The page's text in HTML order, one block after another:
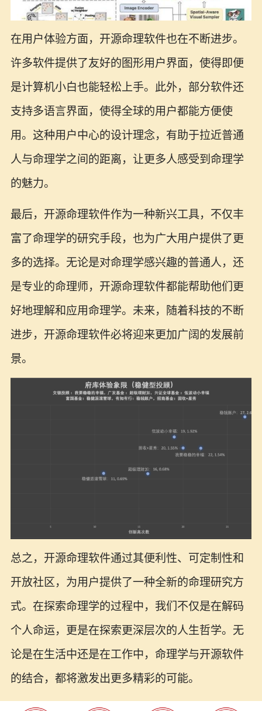
在用户体验方面，开源命理软件也在不断进步。
许多软件提供了友好的图形用户界面，使得即便
是计算机小白也能轻松上手。此外，部分软件还
支持多语言界面，使得全球的用户都能方便使
用。这种用户中心的设计理念，有助于拉近普通
人与命理学之间的距离，让更多人感受到命理学
的魅力。
最后，开源命理软件作为一种新兴工具，不仅丰
富了命理学的研究手段，也为广大用户提供了更
多的选择。无论是对命理学感兴趣的普通人，还
是专业的命理师，开源命理软件都能帮助他们更
好地理解和应用命理学。未来，随着科技的不断
进步，开源命理软件必将迎来更加广阔的发展前
景。
总之，开源命理软件通过其便利性、可定制性和
开放社区，为用户提供了一种全新的命理研究方
式。在探索命理学的过程中，我们不仅是在解码
个人命运，更是在探索更深层次的人生哲学。无
论是在生活中还是在工作中，命理学与开源软件
的结合，都将激发出更多精彩的可能。